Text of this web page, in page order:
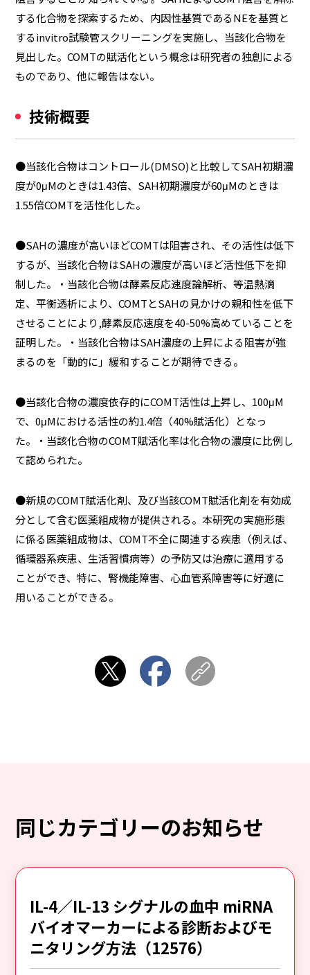
する化合物を探索するため、内因性基質であるNEを基質と
するinvitro試験管スクリーニングを実施し、当該化合物を
見出した。COMTの賦活化という概念は研究者の独創による
ものであり、他に報告はない。
技術概要
●当該化合物はコントロール(DMSO)と比較してSAH初期濃
度が0μMのときは1.43倍、SAH初期濃度が60μMのときは
1.55倍COMTを活性化した。
●SAHの濃度が高いほどCOMTは阻害され、その活性は低下
するが、当該化合物はSAHの濃度が高いほど活性低下を抑
制した。・当該化合物は酵素反応速度論解析、等温熱滴
定、平衡透析により、COMTとSAHの見かけの親和性を低下
させることにより,酵素反応速度を40-50%高めていることを
証明した。・当該化合物はSAH濃度の上昇による阻害が強
まるのを「動的に」緩和することが期待できる。
●当該化合物の濃度依存的にCOMT活性は上昇し、100μM
で、0μMにおける活性の約1.4倍（40%賦活化）となっ
た。・当該化合物のCOMT賦活化率は化合物の濃度に比例し
て認められた。
●新規のCOMT賦活化剤、及び当該COMT賦活化剤を有効成
分として含む医薬組成物が提供される。本研究の実施形態
に係る医薬組成物は、COMT不全に関連する疾患（例えば、
循環器系疾患、生活習慣病等）の予防又は治療に適用する
ことができ、特に、腎機能障害、心血管系障害等に好適に
用いることができる。
同じカテゴリーのお知らせ
IL-4／IL-13 シグナルの血中 miRNA
バイオマーカーによる診断およびモ
ニタリング方法（12576）